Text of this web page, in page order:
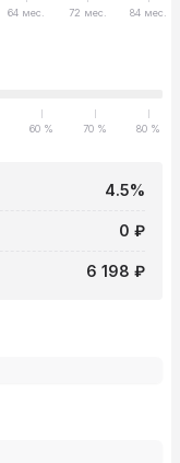
64 мес. 72 мес. 84 мес.
60 % 70 % 80 %
4.5%
0 ₽
6 198 ₽